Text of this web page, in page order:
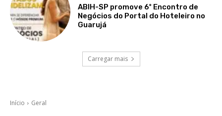
ABIH-SP promove 6º Encontro de
Negócios do Portal do Hoteleiro no
Guarujá
Carregar mais